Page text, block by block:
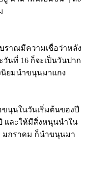
ราณมีความเชื่อว่าหลัง
นที่ 16 ก็จะเป็นวันปาก
ยมนำขนุนมาแกง
นุนในวันเริ่มต้นของปี
และให้มีสิ่งหนุนนำใน
มกราคม ก็นำขนุนมา